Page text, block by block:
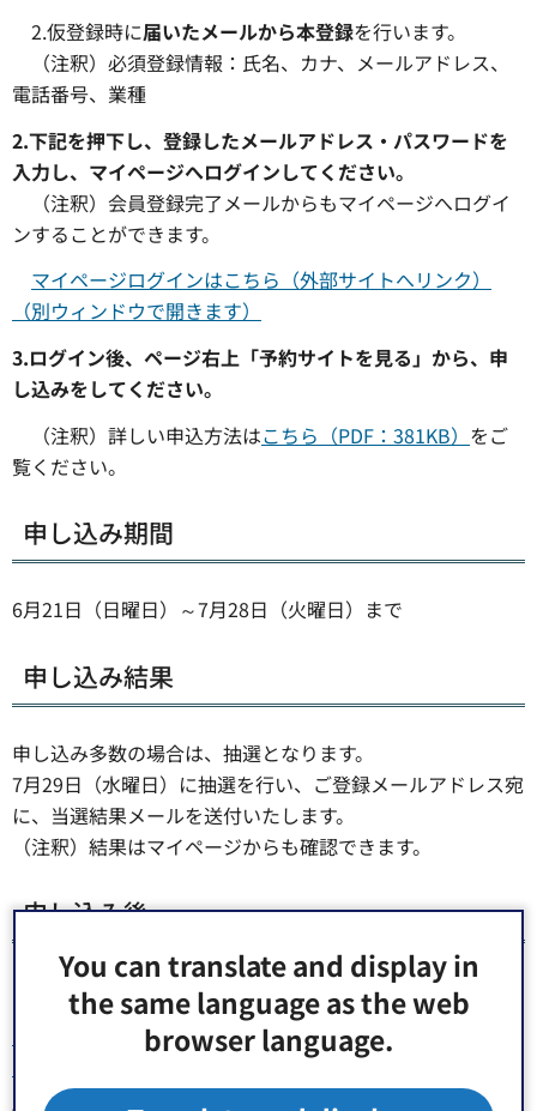
You can translate and display in
the same language as the web
browser language.
2.仮登録時に届いたメールから本登録を行います。
（注釈）必須登録情報：氏名、カナ、メールアドレス、
電話番号、業種
2.下記を押下し、登録したメールアドレス・パスワードを
入力し、マイページへログインしてください。
（注釈）会員登録完了メールからもマイページへログイ
ンすることができます。
マイページログインはこちら（外部サイトへリンク）
（別ウィンドウで開きます）
3.ログイン後、ページ右上「予約サイトを見る」から、申
し込みをしてください。
（注釈）詳しい申込方法はこちら（PDF：381KB） をご
覧ください。
申し込み期間
6月21日（日曜日）～7月28日（火曜日）まで
申し込み結果
申し込み多数の場合は、抽選となります。
7月29日（水曜日）に抽選を行い、ご登録メールアドレス宛
に、当選結果メールを送付いたします。
（注釈）結果はマイページからも確認できます。
申し込み後
申し込み後、マイページより以下のことができます。
マイページログインはこちら（外部サイトへリンク）（別